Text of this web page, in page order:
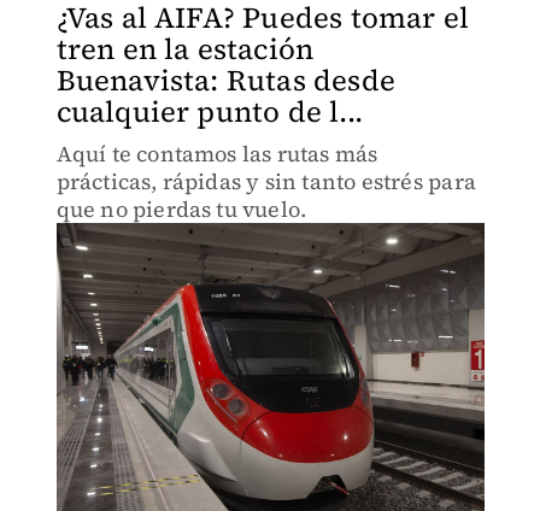
¿Vas al AIFA? Puedes tomar el
tren en la estación
Buenavista: Rutas desde
cualquier punto de l...
Aquí te contamos las rutas más
prácticas, rápidas y sin tanto estrés para
que no pierdas tu vuelo.